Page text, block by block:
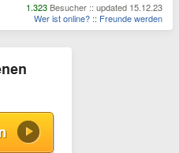
1.323 Besucher :: updated 15.12.23
Wer ist online? :: Freunde werden